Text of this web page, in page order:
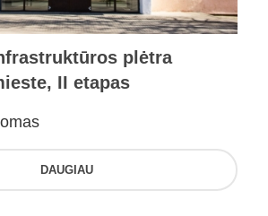
plėtra
II etapas
DAUGIAU